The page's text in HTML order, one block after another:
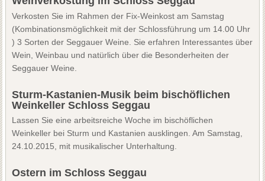
Verkosten Sie im Rahmen der Fix-Weinkost am Samstag
(Kombinationsmöglichkeit mit der Schlossführung um 14.00 Uhr
) 3 Sorten der Seggauer Weine. Sie erfahren Interessantes über
Wein, Weinbau und natürlich über die Besonderheiten der
Seggauer Weine.
Sturm-Kastanien-Musik beim bischöflichen
Weinkeller Schloss Seggau
Lassen Sie eine arbeitsreiche Woche im bischöflichen
Weinkeller bei Sturm und Kastanien ausklingen. Am Samstag,
24.10.2015, mit musikalischer Unterhaltung.
Ostern im Schloss Seggau